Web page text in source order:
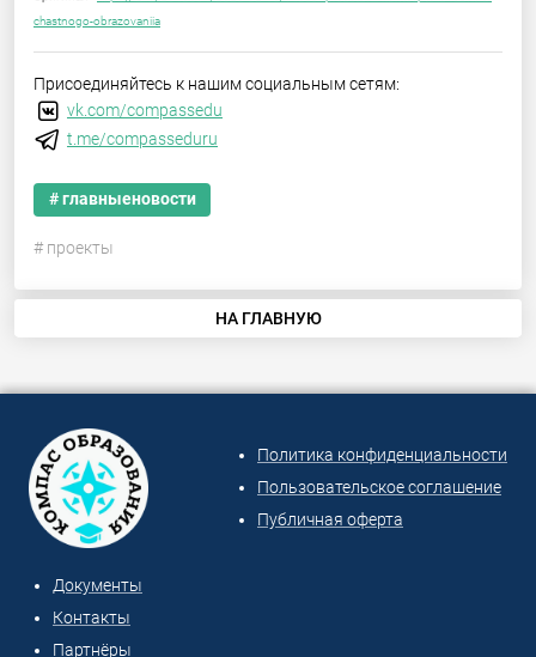
chastnogo-obrazovaniia
Присоединяйтесь к нашим социальным сетям:
vk.com/compassedu
t.me/compasseduru
# главныеновости
# проекты
НА ГЛАВНУЮ
Политика конфиденциальности
Пользовательское соглашение
Публичная оферта
Документы
Контакты
Партнёры